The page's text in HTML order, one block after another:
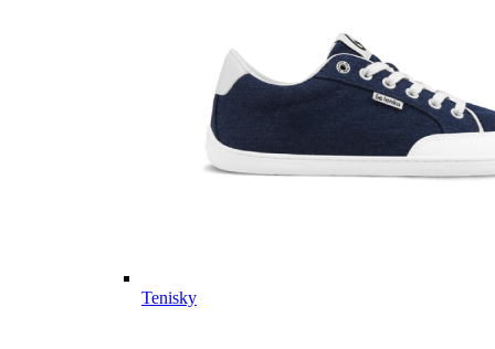
Tenisky